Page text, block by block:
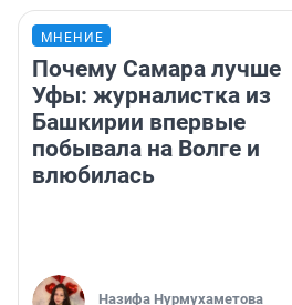
МНЕНИЕ
Почему Самара лучше
Уфы: журналистка из
Башкирии впервые
побывала на Волге и
влюбилась
Назифа Нурмухаметова